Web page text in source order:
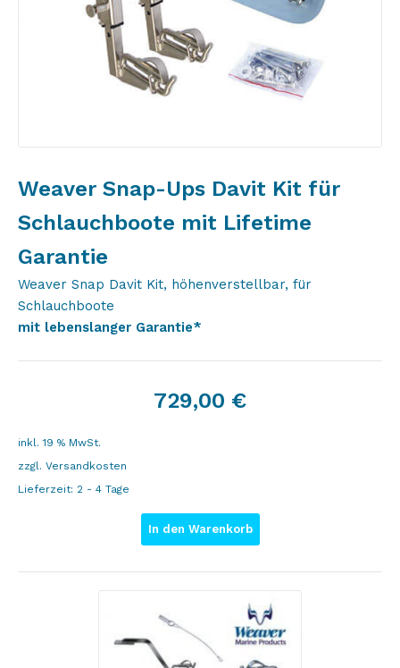
Weaver Snap-Ups Davit Kit für
Schlauchboote mit Lifetime
Garantie
Weaver Snap Davit Kit, höhenverstellbar, für
Schlauchboote
mit lebenslanger Garantie*
729,00 €
inkl. 19 % MwSt.
zzgl. Versandkosten
Lieferzeit: 2 - 4 Tage
In den Warenkorb